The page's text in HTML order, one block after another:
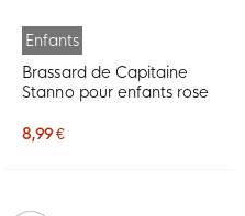
Enfants
Brassard de Capitaine
Stanno pour enfants rose
8,99 €